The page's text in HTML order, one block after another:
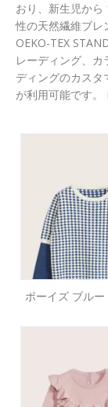
おり、新生児か
性の天然繊維ブレ
OEKO-TEX
レーディング、
ディングのカスタ
が利用可能です。
ボーイズ ブルー
ン カシミア プ
インターシャキ
OEM